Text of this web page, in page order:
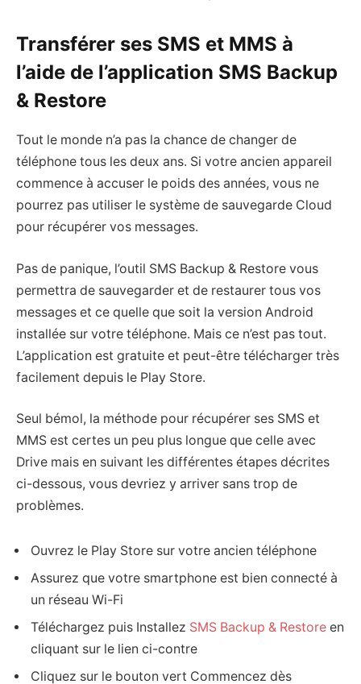
Transférer ses SMS et MMS à
l’aide de l’application SMS Backup
& Restore
Tout le monde n’a pas la chance de changer de
téléphone tous les deux ans. Si votre ancien appareil
commence à accuser le poids des années, vous ne
pourrez pas utiliser le système de sauvegarde Cloud
pour récupérer vos messages.
Pas de panique, l’outil SMS Backup & Restore vous
permettra de sauvegarder et de restaurer tous vos
messages et ce quelle que soit la version Android
installée sur votre téléphone. Mais ce n’est pas tout.
L’application est gratuite et peut-être télécharger très
facilement depuis le Play Store.
Seul bémol, la méthode pour récupérer ses SMS et
MMS est certes un peu plus longue que celle avec
Drive mais en suivant les différentes étapes décrites
ci-dessous, vous devriez y arriver sans trop de
problèmes.
Ouvrez le Play Store sur votre ancien téléphone
Assurez que votre smartphone est bien connecté à
un réseau Wi-Fi
Téléchargez puis Installez SMS Backup & Restore en
cliquant sur le lien ci-contre
Cliquez sur le bouton vert Commencez dès